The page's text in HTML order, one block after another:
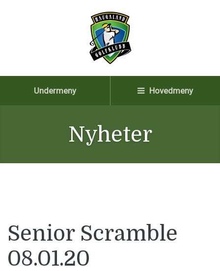
Undermeny Hovedmeny
Nyheter
Senior Scramble
08.01.20